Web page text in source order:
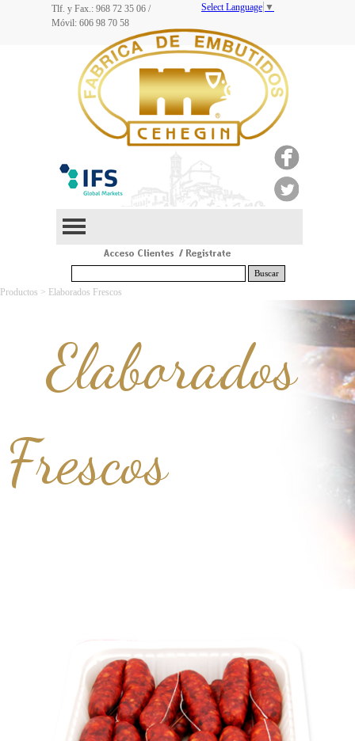
Buscar
Select Language ▼
Tlf. y Fax.: 968 72 35 06 /
Móvil: 606 98 70 58
Productos > Elaborados Frescos
Elaborados
Frescos